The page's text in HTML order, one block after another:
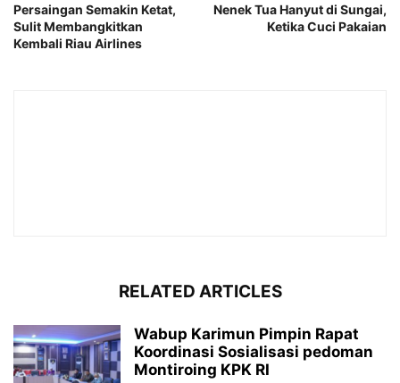
Persaingan Semakin Ketat,
Sulit Membangkitkan
Kembali Riau Airlines
Nenek Tua Hanyut di Sungai,
Ketika Cuci Pakaian
RELATED ARTICLES
Wabup Karimun Pimpin Rapat
Koordinasi Sosialisasi pedoman
Montiroing KPK RI